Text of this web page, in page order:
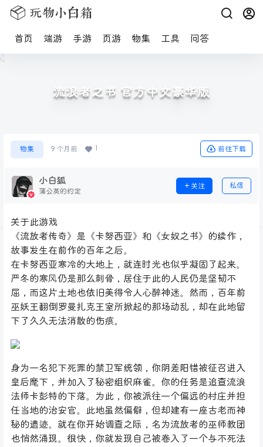
首页 端游 手游 页游 物集 工具 问答
流浪者之书 官方中文豪华版
物集 9 个月前 1 前往下载
小白狐
蒲公英的约定
关注 私信
关于此游戏
《流放者传奇》是《卡努西亚》和《女奴之书》的续作，
故事发生在前作的百年之后。
在卡努西亚寒冷的大地上，就连时光也似乎凝固了起来。
严冬的寒风仍是那么刺骨，居住于此的人民仍是坚韧不
屈，而这片土地也依旧美得令人心醉神迷。然而，百年前
巫妖王翻倒罗曼扎克王室所掀起的那场动乱，却在此地留
下了久久无法消散的伤痕。
身为一名犯下死罪的禁卫军统领，你阴差阳错被征召进入
皇后麾下，并加入了秘密组织麻雀。你的任务是追查流浪
法师卡彭特的下落。为此，你被派往一个偏远的村庄并担
任当地的治安官。此地虽然偏僻，但却建有一座古老而神
秘的遗迹。就在你开始调查之际，名为流放者的巫师教团
也悄然涌现。很快，你就发现自己被卷入了一个与不死法